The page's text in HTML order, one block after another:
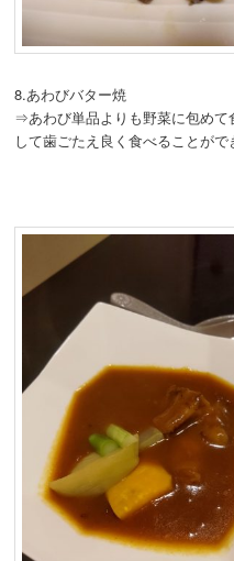
8.あわびバター焼
⇒あわび単品よりも野菜に包めて
して歯ごたえ良く食べることがで